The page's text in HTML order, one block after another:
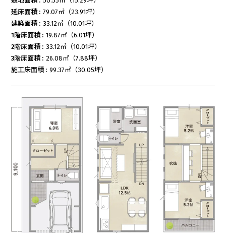
延床面積 : 79.07㎡（23.91坪）
建築面積 : 33.12㎡（10.01坪）
1階床面積 : 19.87㎡（6.01坪）
2階床面積 : 33.12㎡（10.01坪）
3階床面積 : 26.08㎡（7.88坪）
施工床面積 : 99.37㎡（30.05坪）